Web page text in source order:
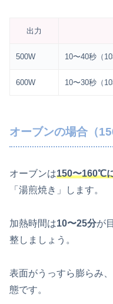
出力
500W 10〜40秒（
600W 10〜30秒（
オーブンの場合（
オーブンは150〜160℃
「湯煎焼き」します。
加熱時間は10〜25分が
整しましょう。
表面がうっすら膨らみ
態です。